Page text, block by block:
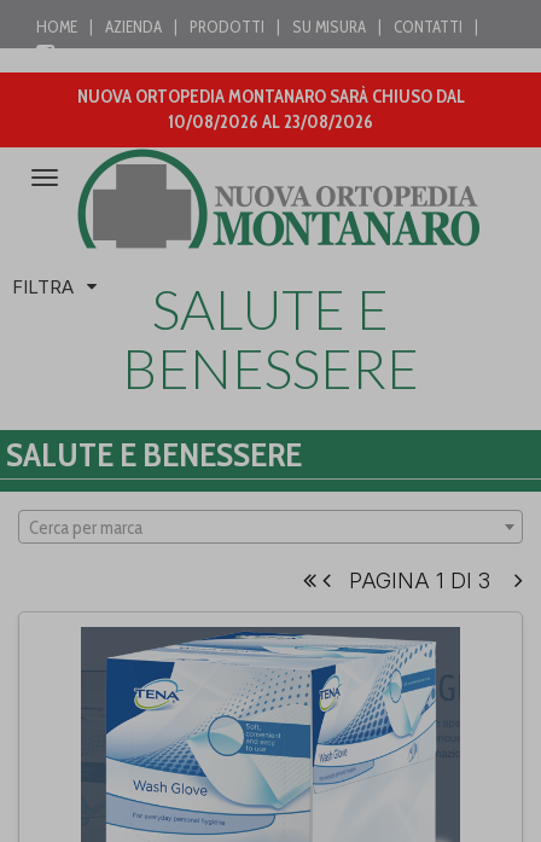
HOME AZIENDA PRODOTTI SU MISURA CONTATTI
NUOVA ORTOPEDIA MONTANARO SARÀ CHIUSO DAL
10/08/2026 AL 23/08/2026
Attiva/disattiva
navigazione
FILTRA
SALUTE E
BENESSERE
SALUTE E BENESSERE
Cerca per marca
PAGINA 1 DI 3